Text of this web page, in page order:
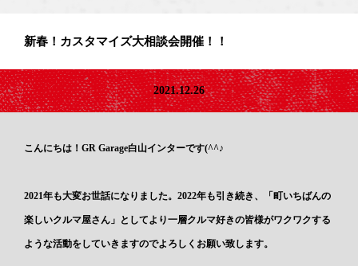
新春！カスタマイズ大相談会開催！！
2021.12.26
こんにちは！GR Garage白山インターです(^^♪
2021年も大変お世話になりました。2022年も引き続き、「町いちばんの
楽しいクルマ屋さん」としてより一層クルマ好きの皆様がワクワクする
ような活動をしていきますのでよろしくお願い致します。